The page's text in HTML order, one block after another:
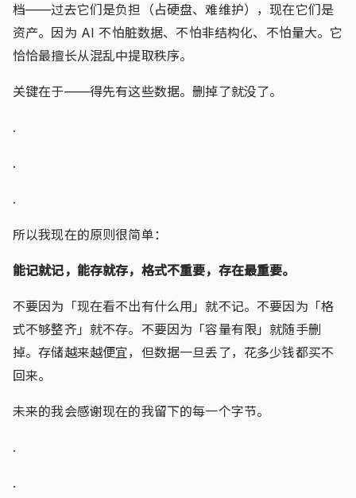
档——过去它们是负担（占硬盘、难维护），现在它们是
资产。因为 AI 不怕脏数据、不怕非结构化、不怕量大。它
恰恰最擅长从混乱中提取秩序。
关键在于——得先有这些数据。删掉了就没了。
.
.
.
所以我现在的原则很简单：
能记就记，能存就存，格式不重要，存在最重要。
不要因为「现在看不出有什么用」就不记。不要因为「格
式不够整齐」就不存。不要因为「容量有限」就随手删
掉。存储越来越便宜，但数据一旦丢了，花多少钱都买不
回来。
未来的我会感谢现在的我留下的每一个字节。
.
.